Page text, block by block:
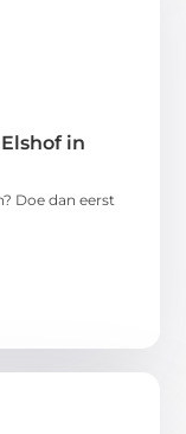
in
Doe dan eerst